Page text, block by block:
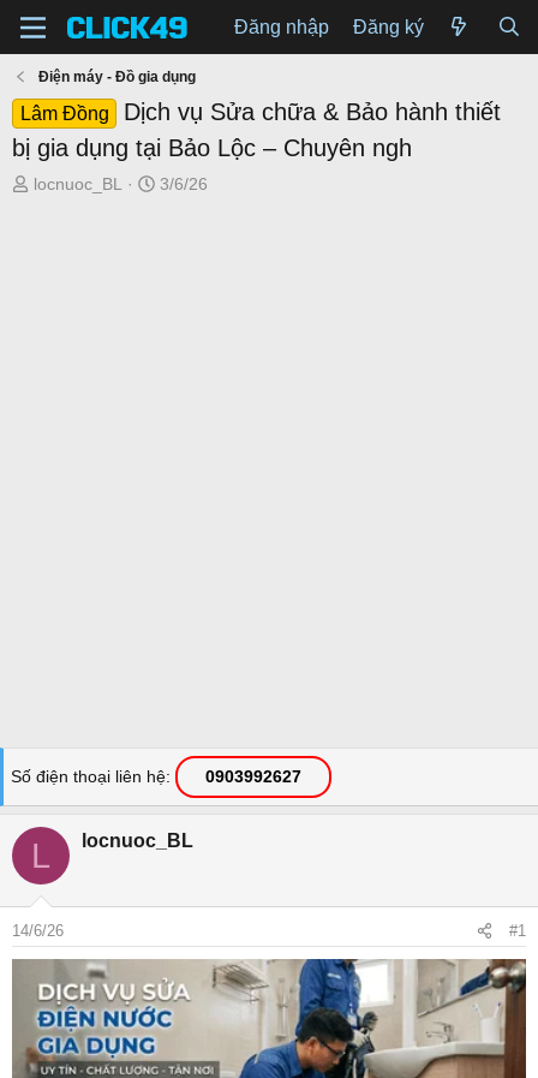
Đăng nhập Đăng ký
Điện máy - Đồ gia dụng
Lâm Đồng
Dịch vụ Sửa chữa & Bảo hành thiết
bị gia dụng tại Bảo Lộc – Chuyên ngh
T
locnuoc_BL
N
3/6/26
Số điện thoại liên hệ 0903992627
L locnuoc_BL
14/6/26 #1